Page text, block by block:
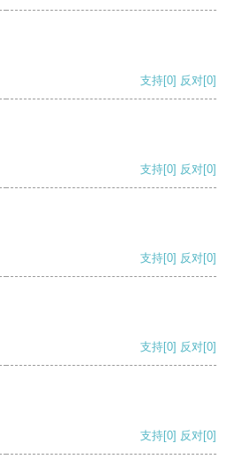
支持[0] 反对[0]
支持[0] 反对[0]
支持[0] 反对[0]
支持[0] 反对[0]
支持[0] 反对[0]